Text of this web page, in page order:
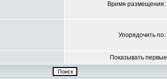
Время размещения:
Упорядочить по:
Показывать первые